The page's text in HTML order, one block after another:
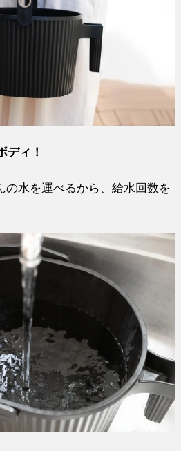
ディ！
の水を運べるから、給水回数を